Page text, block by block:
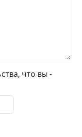
что вы -